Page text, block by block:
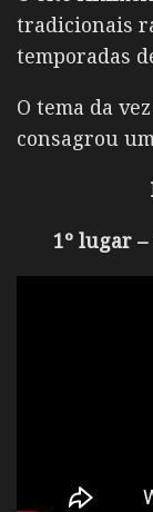
tradicionais
temporadas
O tema da
consagrou
1º lugar